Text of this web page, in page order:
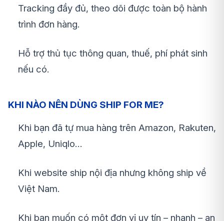
Tracking đầy đủ, theo dõi được toàn bộ hành
trình đơn hàng.
Hỗ trợ thủ tục thông quan, thuế, phí phát sinh
nếu có.
KHI NÀO NÊN DÙNG SHIP FOR ME?
Khi bạn đã tự mua hàng trên Amazon, Rakuten,
Apple, Uniqlo…
Khi website ship nội địa nhưng không ship về
Việt Nam.
Khi bạn muốn có một đơn vị uy tín – nhanh – an